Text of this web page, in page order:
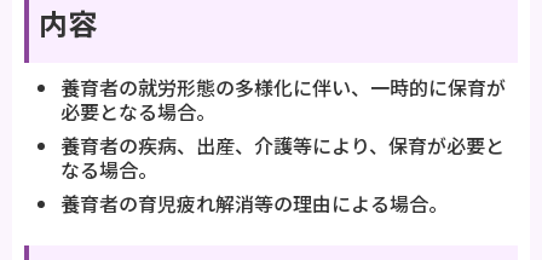
内容
養育者の就労形態の多様化に伴い、一時的に保育が
必要となる場合。
養育者の疾病、出産、介護等により、保育が必要と
なる場合。
養育者の育児疲れ解消等の理由による場合。